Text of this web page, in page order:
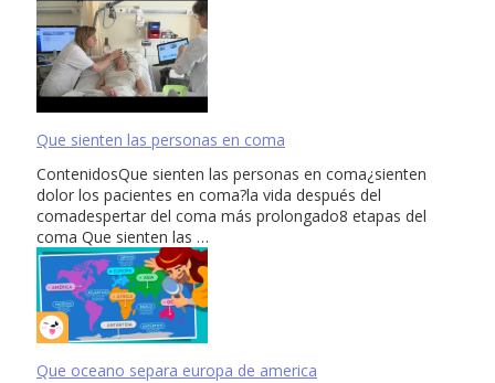
Que sienten las personas en coma
ContenidosQue sienten las personas en coma¿sienten
dolor los pacientes en coma?la vida después del
comadespertar del coma más prolongado8 etapas del
coma Que sienten las …
Que oceano separa europa de america